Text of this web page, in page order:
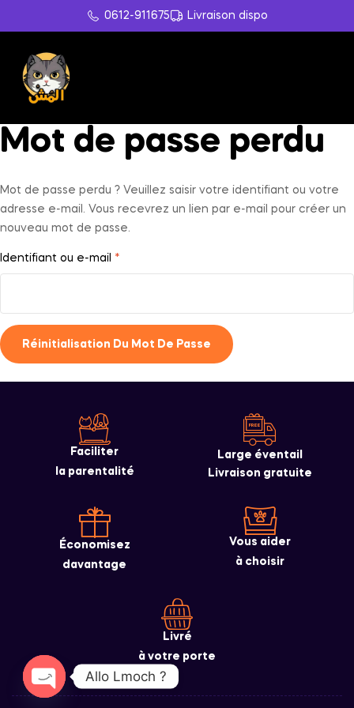
0612-911675 Livraison dispo
Mot de passe perdu
Mot de passe perdu ? Veuillez saisir votre identifiant ou votre
adresse e-mail. Vous recevrez un lien par e-mail pour créer un
nouveau mot de passe.
Identifiant ou e-mail *
Réinitialisation Du Mot De Passe
Faciliter
la parentalité
Large éventail
Livraison gratuite
Économisez
davantage
Vous aider
à choisir
Livré
à votre porte
Allo Lmoch ?